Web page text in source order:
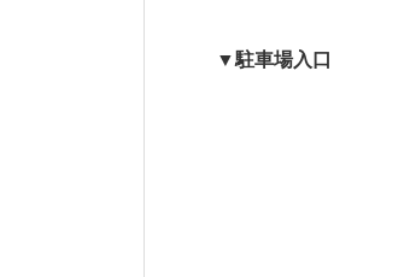
▼駐車場入口